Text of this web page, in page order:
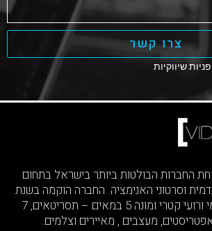
שיווקיות
צרו קשר
החברות הבולטות ביותר בישראל בתחום
וסרטוני האנימציה. החברה הוקמה בשנת
2010 ע”י איתי אפרימי ורועי קטרי ומונה 5 במאים – תסריטאים, 7
אפטריסטים, מעצבים , מאיירים וצלמים.